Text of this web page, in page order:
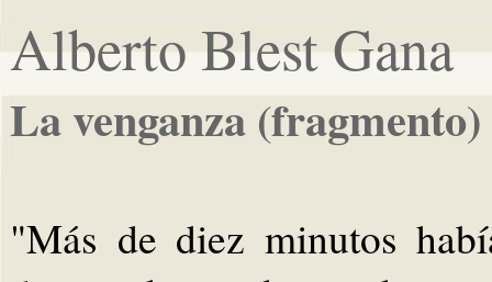
Alberto Blest Gana
La venganza (fragmento)
"Más de diez minutos